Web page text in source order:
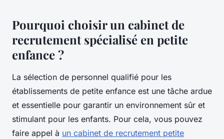
Pourquoi choisir un cabinet de
recrutement spécialisé en petite
enfance ?
La sélection de personnel qualifié pour les
établissements de petite enfance est une tâche ardue
et essentielle pour garantir un environnement sûr et
stimulant pour les enfants. Pour cela, vous pouvez
faire appel à un cabinet de recrutement petite